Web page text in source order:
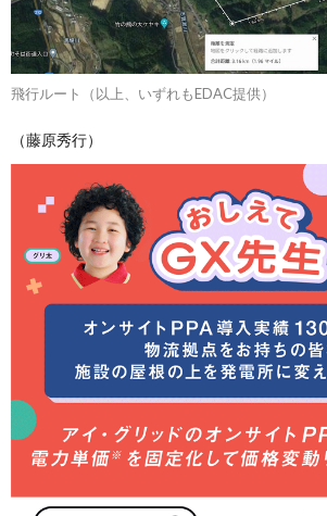
飛行ルート（以上、いずれもEDAC提供）
（藤原秀行）